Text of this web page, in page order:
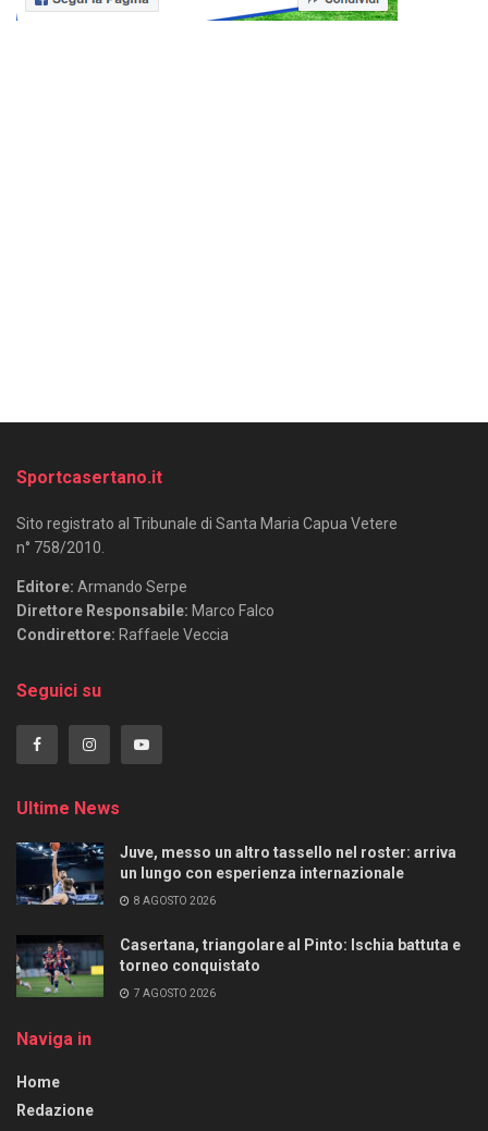
Sportcasertano.it
Sito registrato al Tribunale di Santa Maria Capua Vetere
n° 758/2010.
Editore: Armando Serpe
Direttore Responsabile: Marco Falco
Condirettore: Raffaele Veccia
Seguici su
Ultime News
Juve, messo un altro tassello nel roster: arriva
un lungo con esperienza internazionale
8 AGOSTO 2026
Casertana, triangolare al Pinto: Ischia battuta e
torneo conquistato
7 AGOSTO 2026
Naviga in
Home
Redazione